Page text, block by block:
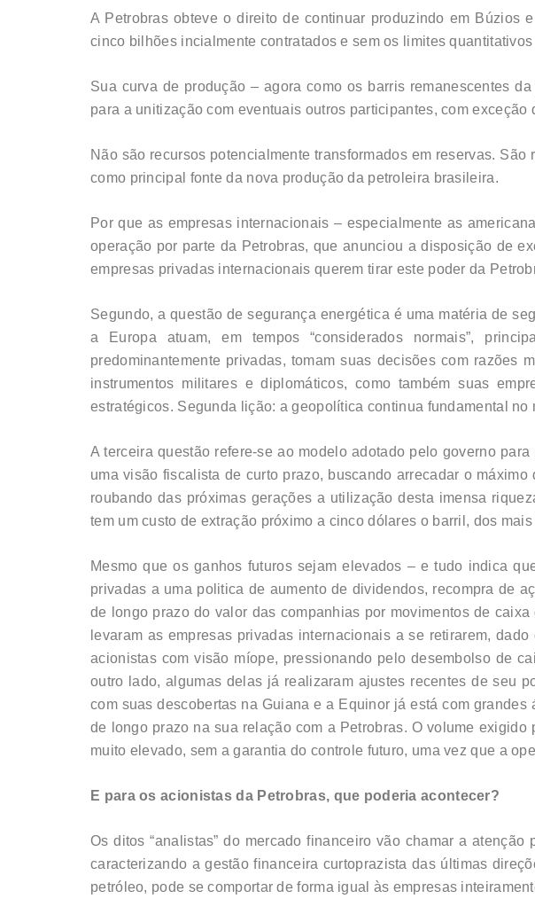
A Petrobras obteve o direito de continuar produzindo em Búzios
cinco bilhões incialmente contratados e sem os limites
Sua curva de produção – agora como os barris remanescentes
para a unitização com eventuais outros participantes, com
Não são recursos potencialmente transformados em reservas.
como principal fonte da nova produção da petroleira brasileira.
Por que as empresas internacionais – especialmente as
operação por parte da Petrobras, que anunciou a disposição de
empresas privadas internacionais querem tirar este poder da
Segundo, a questão de segurança energética é uma matéria de
a Europa atuam, em tempos “considerados normais”,
predominantemente privadas, tomam suas decisões com razões
instrumentos militares e diplomáticos, como também suas
estratégicos. Segunda lição: a geopolítica continua fundamental
A terceira questão refere-se ao modelo adotado pelo governo
uma visão fiscalista de curto prazo, buscando arrecadar o
roubando das próximas gerações a utilização desta imensa
tem um custo de extração próximo a cinco dólares o barril, dos
Mesmo que os ganhos futuros sejam elevados – e tudo indica
privadas a uma politica de aumento de dividendos, recompra de
de longo prazo do valor das companhias por movimentos de
levaram as empresas privadas internacionais a se retirarem,
acionistas com visão míope, pressionando pelo desembolso de
outro lado, algumas delas já realizaram ajustes recentes de seu
com suas descobertas na Guiana e a Equinor já está com
de longo prazo na sua relação com a Petrobras. O volume
muito elevado, sem a garantia do controle futuro, uma vez que a
E para os acionistas da Petrobras, que poderia acontecer?
Os ditos “analistas” do mercado financeiro vão chamar a
caracterizando a gestão financeira curtoprazista das últimas
petróleo, pode se comportar de forma igual às empresas